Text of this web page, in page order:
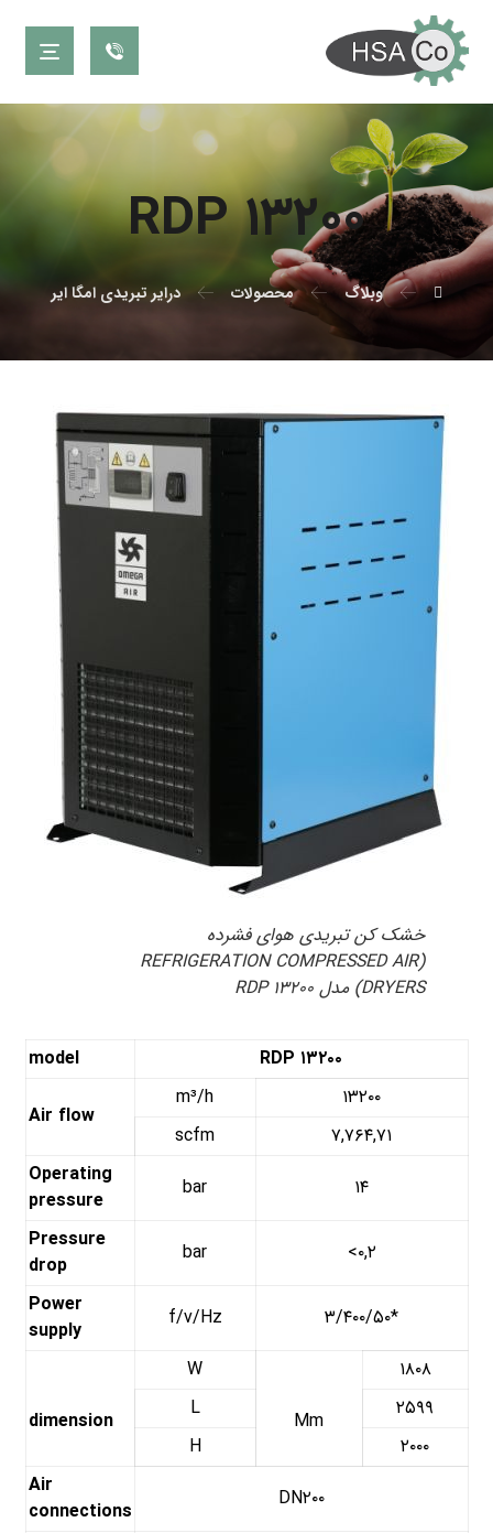
RDP ۱۳۲۰۰
وبلاگ محصولات درایر تبریدی امگا ایر
خشک کن تبریدی هوای فشرده
(REFRIGERATION COMPRESSED AIR
DRYERS) مدل RDP ۱۳۲۰۰
model RDP ۱۳۲۰۰
Air flow
m³/h
۱۳۲۰۰
scfm
۷,۷۶۴,۷۱
Operating
pressure
bar
۱۴
Pressure
drop
bar
<۰,۲
Power
supply
f/v/Hz ۳/۴۰۰/۵۰*
dimension
W
Mm
۱۸۰۸
L
۲۵۹۹
H
۲۰۰۰
Air
connections
DN۲۰۰